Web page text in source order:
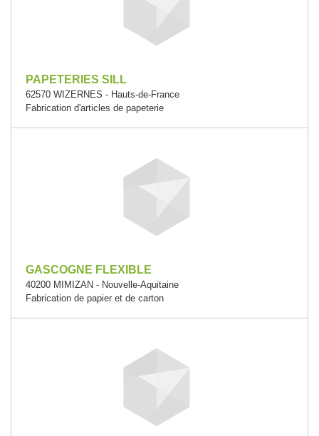
PAPETERIES SILL
62570 WIZERNES - Hauts-de-France
Fabrication d'articles de papeterie
GASCOGNE FLEXIBLE
40200 MIMIZAN - Nouvelle-Aquitaine
Fabrication de papier et de carton